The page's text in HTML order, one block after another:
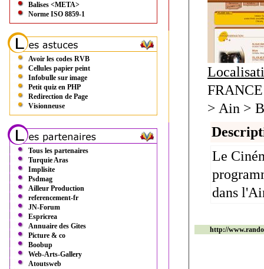
Balises <META>
Norme ISO 8859-1
Avoir les codes RVB
Cellules papier peint
Infobulle sur image
Petit quiz en PHP
Redirection de Page
Visionneuse
Tous les partenaires
Turquie Aras
Implisite
Psdmag
Ailleur Production
referencement-fr
JN-Forum
Espricrea
Annuaire des Gites
Picture & co
Boobup
Web-Arts-Gallery
Atoutsweb
> Ain >
Le
dans
http://